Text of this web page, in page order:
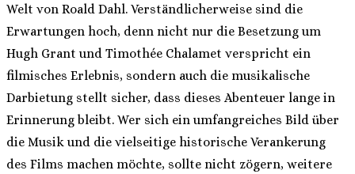
Welt von Roald Dahl. Verständlicherweise sind die
Erwartungen hoch, denn nicht nur die Besetzung um
Hugh Grant und Timothée Chalamet verspricht ein
filmisches Erlebnis, sondern auch die musikalische
Darbietung stellt sicher, dass dieses Abenteuer lange in
Erinnerung bleibt. Wer sich ein umfangreiches Bild über
die Musik und die vielseitige historische Verankerung
des Films machen möchte, sollte nicht zögern, weitere